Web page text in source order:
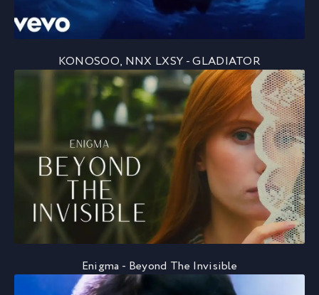
KONOSOO, NNX LXSY - GLADIATOR
Enigma - Beyond The Invisible